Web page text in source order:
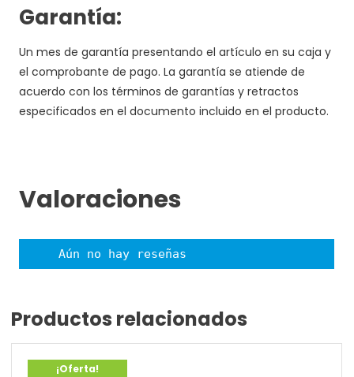
Garantía:
Un mes de garantía presentando el artículo en su caja y
el comprobante de pago. La garantía se atiende de
acuerdo con los términos de garantías y retractos
especificados en el documento incluido en el producto.
Valoraciones
Aún no hay reseñas
Productos relacionados
¡Oferta!